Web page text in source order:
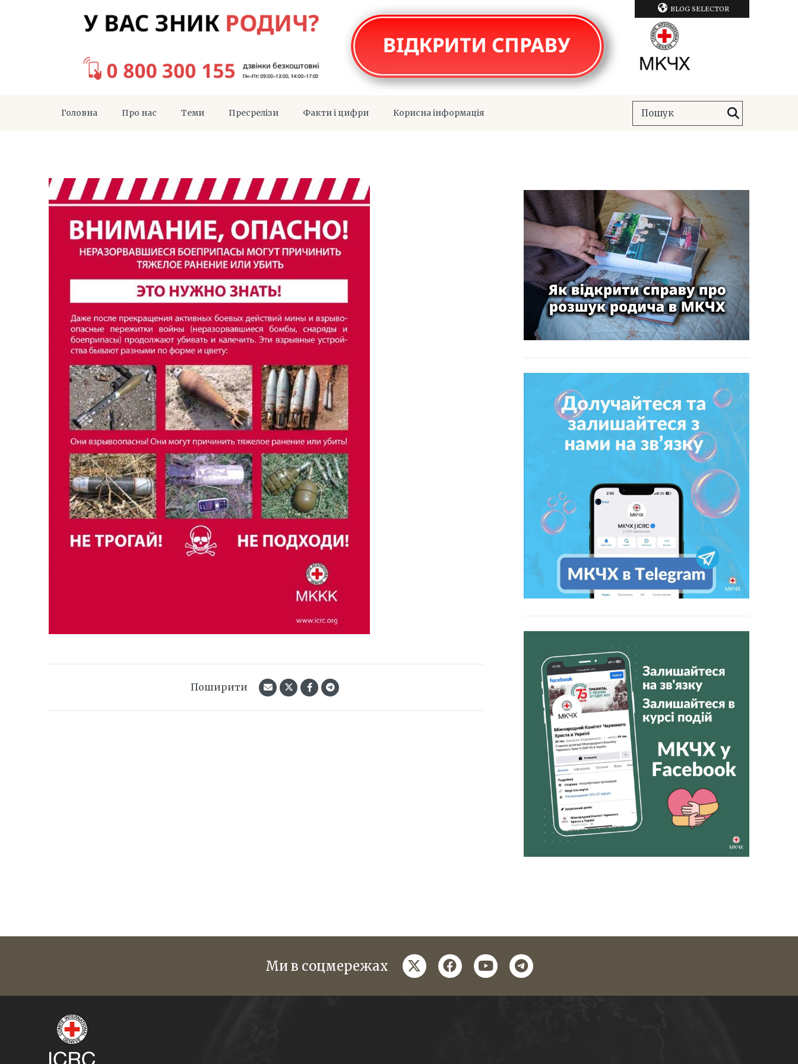
BLOG SELECTOR
Головна Про нас Теми Пресрелізи Факти і цифри Корисна інформація
Поширити
Ми в соцмережах twitterfacebookyoutubetelegram